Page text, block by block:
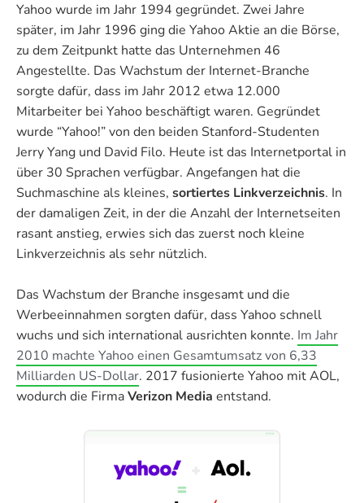
Yahoo wurde im Jahr 1994 gegründet. Zwei Jahre
später, im Jahr 1996 ging die Yahoo Aktie an die Börse,
zu dem Zeitpunkt hatte das Unternehmen 46
Angestellte. Das Wachstum der Internet-Branche
sorgte dafür, dass im Jahr 2012 etwa 12.000
Mitarbeiter bei Yahoo beschäftigt waren. Gegründet
wurde “Yahoo!” von den beiden Stanford-Studenten
Jerry Yang und David Filo. Heute ist das Internetportal in
über 30 Sprachen verfügbar. Angefangen hat die
Suchmaschine als kleines, sortiertes Linkverzeichnis. In
der damaligen Zeit, in der die Anzahl der Internetseiten
rasant anstieg, erwies sich das zuerst noch kleine
Linkverzeichnis als sehr nützlich.
Das Wachstum der Branche insgesamt und die
Werbeeinnahmen sorgten dafür, dass Yahoo schnell
wuchs und sich international ausrichten konnte. Im Jahr
2010 machte Yahoo einen Gesamtumsatz von 6,33
Milliarden US-Dollar. 2017 fusionierte Yahoo mit AOL,
wodurch die FirmaVerizon Media entstand.